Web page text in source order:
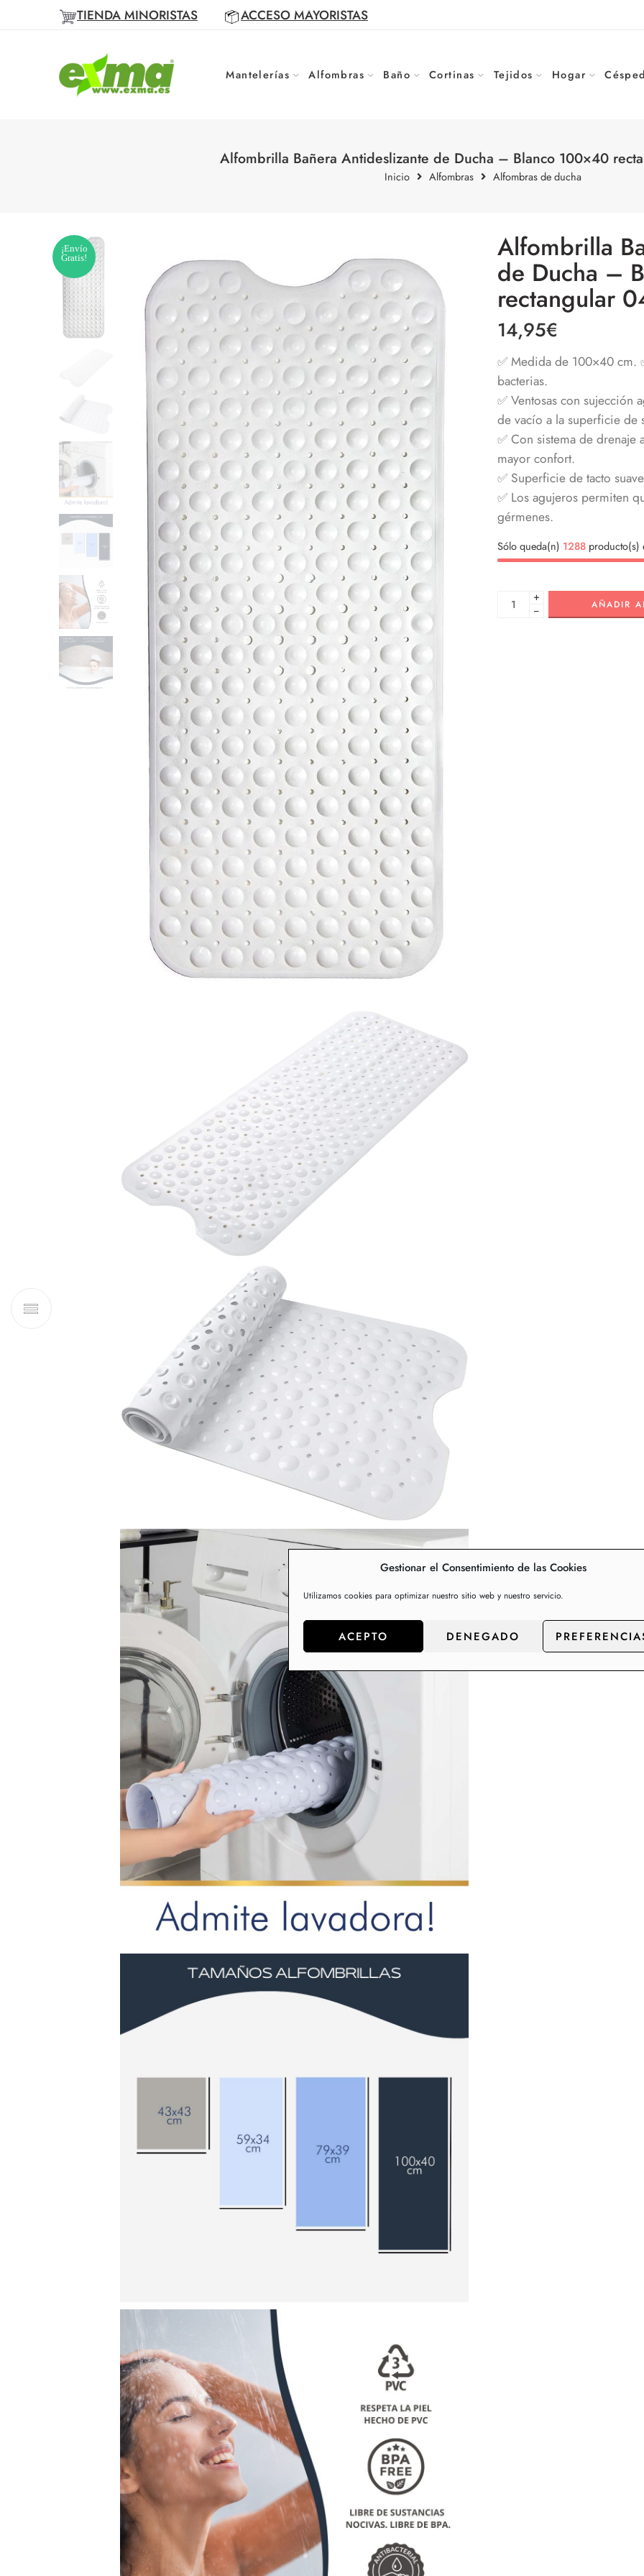
Gestionar el Consentimiento de las Cookies
Utilizamos cookies para optimizar nuestro sitio web y nuestro servicio.
ACEPTO DENEGADO
TIENDA MINORISTAS ACCESO MAYORISTAS
Mantelerías Alfombras Baño Cortinas Tejidos Hogar
Alfombrilla Bañera Antideslizante de Ducha – Blanco 100×40
Inicio Alfombras Alfombras de ducha
¡Envío
Gratis!
Alfombrilla
de Ducha –
rectangular
14,95€
✅ Medida de 100×40 cm.
bacterias.
✅ Ventosas con sujección
de vacío a la superficie de
✅ Con sistema de drenaje
mayor confort.
✅ Superficie de tacto
✅ Los agujeros permiten
gérmenes.
Sólo queda(n) 1288 producto(s)
+
−
AÑADIR